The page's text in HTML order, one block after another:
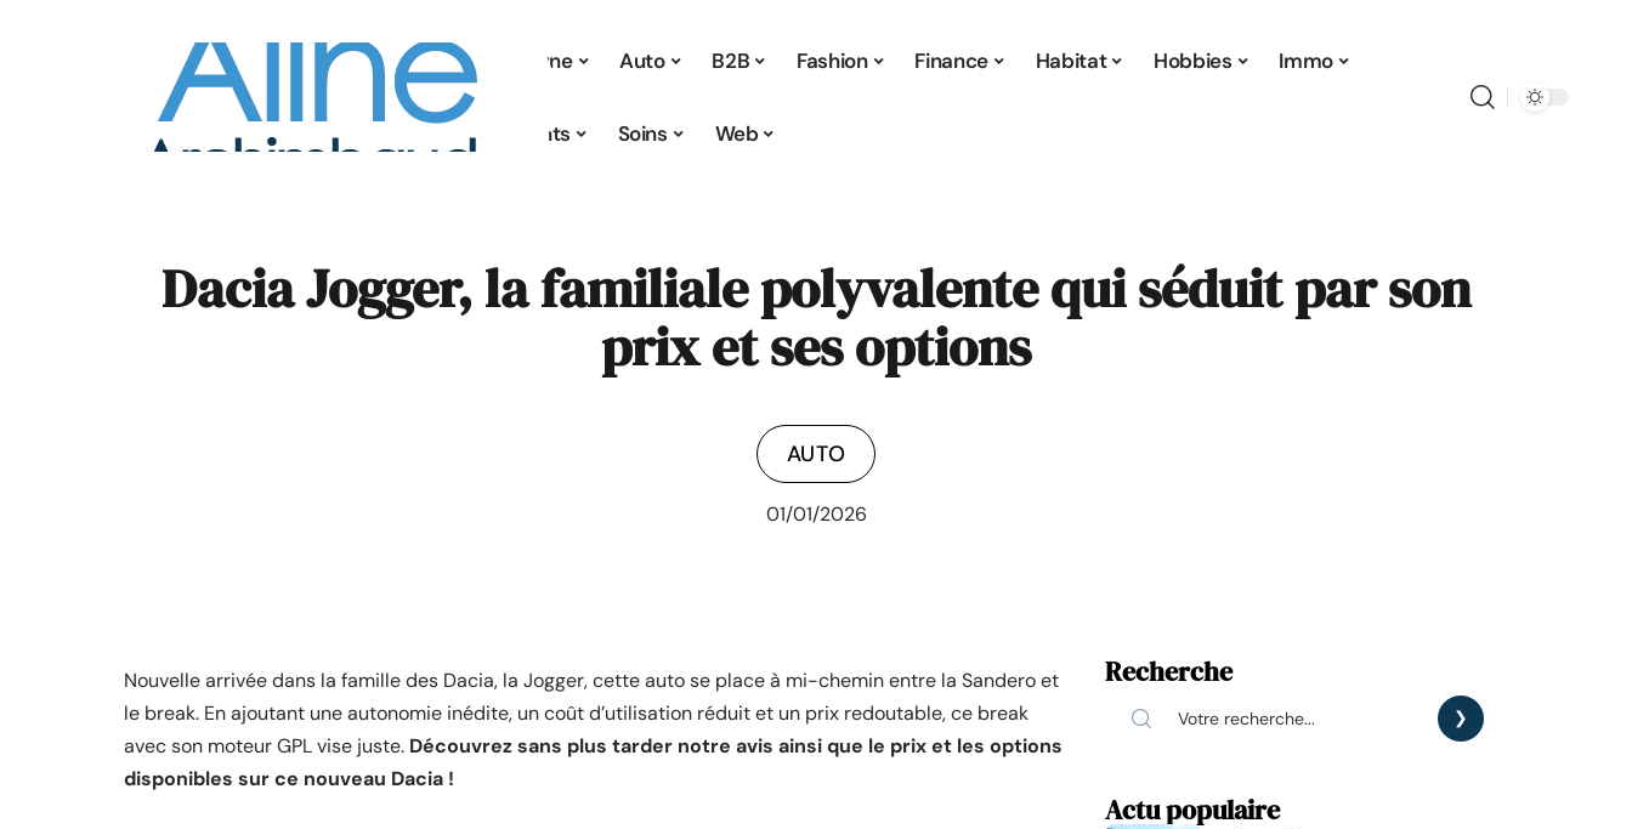
À la une Auto B2B Fashion Finance Habitat Hobbies Immo
Parents Soins Web
Dacia Jogger, la familiale polyvalente qui séduit par son
prix et ses options
AUTO
01/01/2026
Nouvelle arrivée dans la famille des Dacia, la Jogger, cette auto se place à mi-chemin entre la Sandero et
le break. En ajoutant une autonomie inédite, un coût d’utilisation réduit et un prix redoutable, ce break
avec son moteur GPL vise juste. Découvrez sans plus tarder notre avis ainsi que le prix et les options
disponibles sur ce nouveau Dacia !
Recherche
Actu populaire